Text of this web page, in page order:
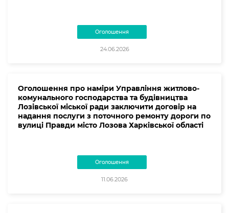
Оголошення
24.06.2026
Оголошення про наміри Управління житлово-
комунального господарства та будівництва
Лозівської міської ради заключити договір на
надання послуги з поточного ремонту дороги по
вулиці Правди місто Лозова Харківської області
Оголошення
11.06.2026